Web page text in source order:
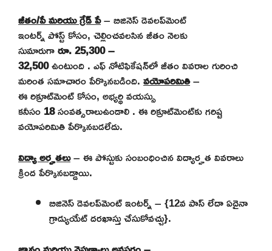
జీతం/పే మరియు గ్రేడ్ పే– బిజినెస్ డెవలప్‌మెంట్
ఇంటర్న్ పోస్ట్ కోసం, చెల్లించవలసిన జీతం నెలకు
సుమారుగారూ.25,300 –
32,500ఉంటుంది . ఎఫ్ నోటిఫికేషన్‌లో జీతం వివరాల గురించి
మరింత సమాచారం పేర్కొనబడింది.వయోపరిమితి–
ఈ రిక్రూట్‌మెంట్ కోసం, అభ్యర్థి వయస్సు
కనీసం18సంవత్సరాలుఉండాలి . ఈ రిక్రూట్‌మెంట్‌కు గరిష్ట
వయోపరిమితి పేర్కొనబడలేదు.
విద్యా అర్హతలు– ఈ పోస్టుకు సంబంధించిన విద్యార్హత వివరాలు
క్రింద పేర్కొనబడ్డాయి.
బిజినెస్ డెవలప్‌మెంట్ ఇంటర్న్ – {12వ పాస్ లేదా ఏదైనా
గ్రాడ్యుయేట్ దరఖాస్తు చేసుకోవచ్చు}.